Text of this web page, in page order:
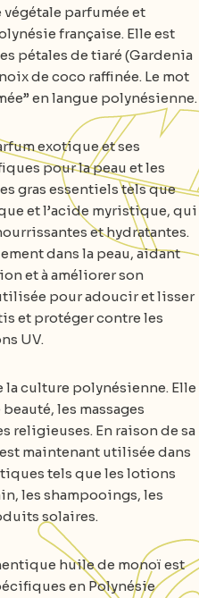
parfumée et
française. Elle est
pétales de tiaré (Gardenia
de coco raffinée. Le mot
en langue polynésienne.
exotique et ses
pour la peau et les
gras essentiels tels que
et l’acide myristique, qui
et hydratantes.
dans la peau, aidant
et à améliorer son
pour adoucir et lisser
et protéger contre les
UV.
la culture polynésienne. Elle
les massages
religieuses. En raison de sa
maintenant utilisée dans
tels que les lotions
les shampooings, les
solaires.
huile de monoï est
en Polynésie